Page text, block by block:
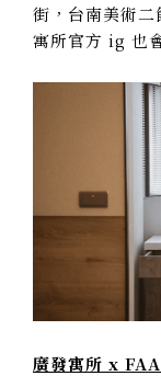
街，台南美術
寓所官方 ig 也
廣發寓所 x